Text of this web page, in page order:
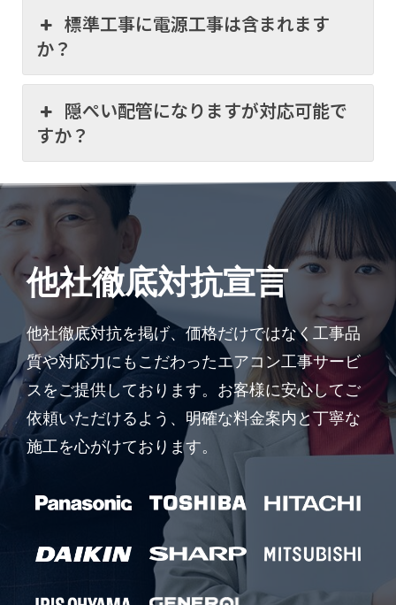
標準工事に電源工事は含まれます
か？
隠ぺい配管になりますが対応可能で
すか？
他社徹底対抗宣言
他社徹底対抗を掲げ、価格だけではなく工事品
質や対応力にもこだわったエアコン工事サービ
スをご提供しております。お客様に安心してご
依頼いただけるよう、明確な料金案内と丁寧な
施工を心がけております。